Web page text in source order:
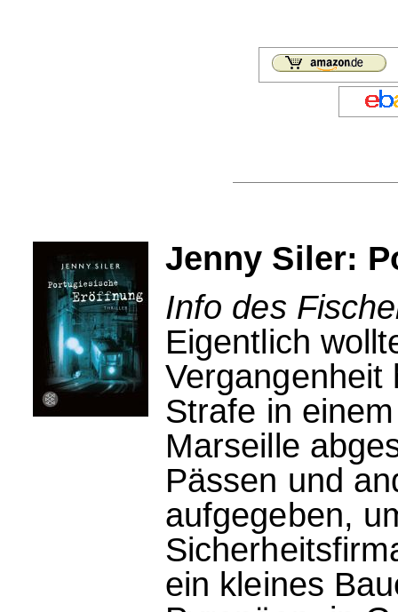
Jenny Siler:
Info des
Eigentlich
Vergangenheit
Strafe in
Marseille
Pässen und
aufgegeben,
ein kleines